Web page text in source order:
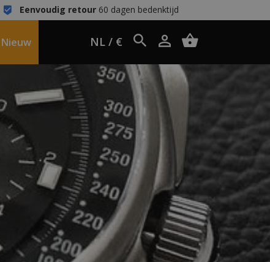
Eenvoudig retour60 dagen bedenktijd
Nieuw NL / €